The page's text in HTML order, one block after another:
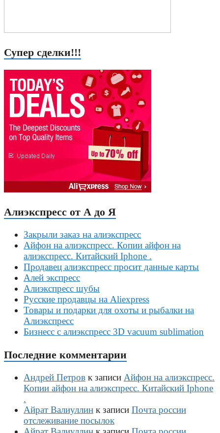
Супер сделки!!!
Алиэкспресс от А до Я
Закрыли заказ на алиэкспресс
Айфон на алиэкспресс. Копии айфон на
алиэкспресс. Китайский Iphone .
Продавец алиэкспресс просит данные карты
Алей экспресс
Алиэкспресс шубы
Русские продавцы на Aliexpress
Товары и подарки для охоты и рыбалки на
Алиэкспресс
Бизнесс с алиэкспресс 3D vacuum sublimation
Последние комментарии
Андрей Петров к записи Айфон на алиэкспресс.
Копии айфон на алиэкспресс. Китайский Iphone
.
Айрат Валиуллин к записи Почта россии
отслеживание посылок